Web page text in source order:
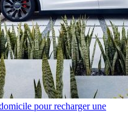
pour recharger une